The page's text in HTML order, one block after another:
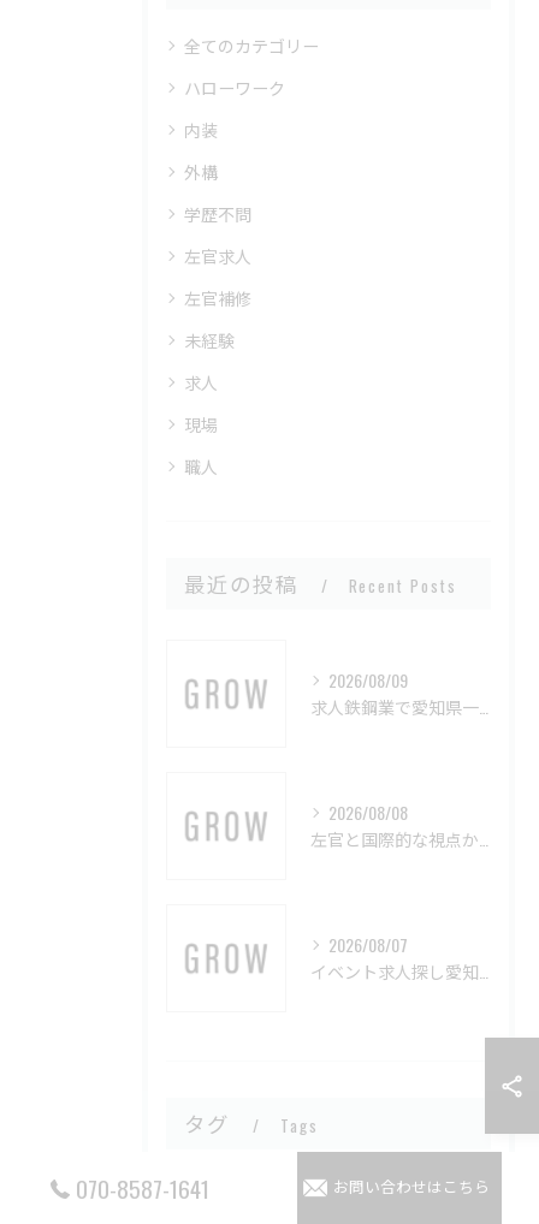
全てのカテゴリー
ハローワーク
内装
外構
学歴不問
左官求人
左官補修
未経験
求人
現場
職人
最近の投稿 Recent Posts
2026/08/09
2026/08/08
2026/08/07
タグ Tags
求人 左官 オシャレ
070-8587-1641 お問い合わせはこちら